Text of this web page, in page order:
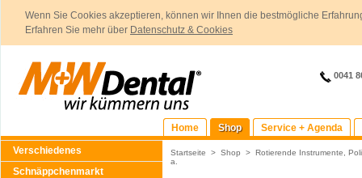
Wenn Sie Cookies akzeptieren, können wir Ihnen die bestmögliche
Erfahren Sie mehr über Datenschutz & Cookies
0041
Home Shop
Service + Agenda
Verschiedenes
Schnäppchenmarkt
Startseite > Shop > Rotierende Instrumente,
a.